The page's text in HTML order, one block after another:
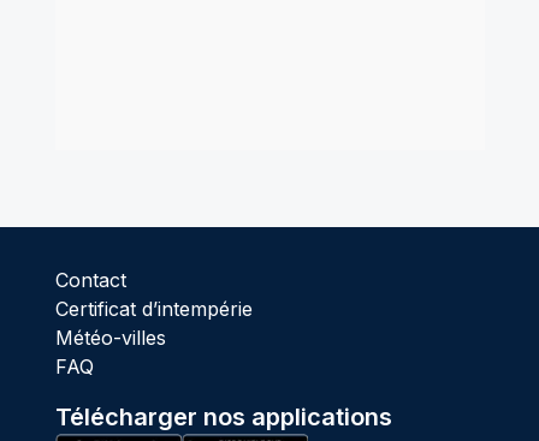
Contact
Certificat d’intempérie
Météo-villes
FAQ
Télécharger nos applications